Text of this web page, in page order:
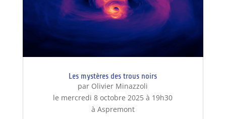
Les mystères des trous noirs
par Olivier Minazzoli
le mercredi 8 octobre 2025 à 19h30
à Aspremont